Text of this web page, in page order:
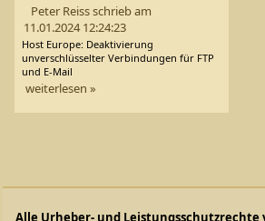
Peter Reiss schrieb am
11.01.2024 12:24:23
Host Europe: Deaktivierung
unverschlüsselter Verbindungen für FTP
und E-Mail
weiterlesen »
Alle Urheber- und